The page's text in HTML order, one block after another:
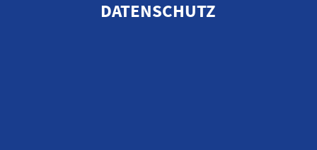
DATENSCHUTZ